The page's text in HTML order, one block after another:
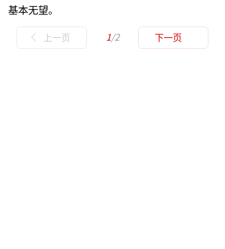
基本无望。
上一页 1/2 下一页